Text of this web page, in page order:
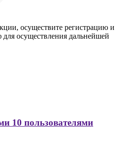
осуществите регистрацию и
осуществления дальнейшей
10 пользователями